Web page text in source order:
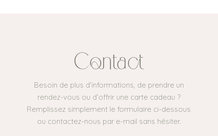
Contact
Besoin de plus d’informations, de prendre un
rendez-vous ou d’offrir une carte cadeau ?
Remplissez simplement le formulaire ci-dessous
ou contactez-nous par e-mail sans hésiter.